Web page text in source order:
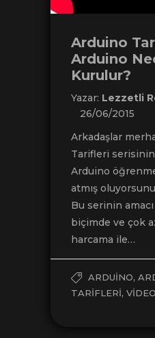
Arduino
Arduino
Kurulur?
Yazar: Lezzetli
26/06/2015
Arkadaşlar
Tarifleri
Arduino
atmış
Bu serinin
biçimde ve çok
harcama ile…
ARDUINO,
TARIFLERI,